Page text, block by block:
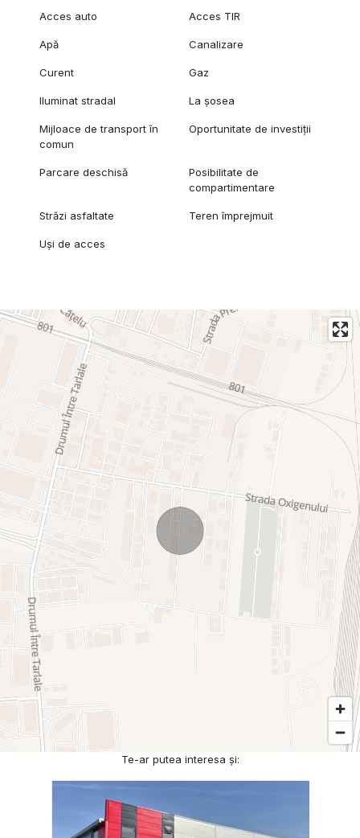
Acces auto Acces TIR
Apă Canalizare
Curent Gaz
Iluminat stradal La șosea
Mijloace de transport în
comun
Oportunitate de investiții
Parcare deschisă
Posibilitate de
compartimentare
Străzi asfaltate Teren împrejmuit
Uși de acces
Te-ar putea interesa și: